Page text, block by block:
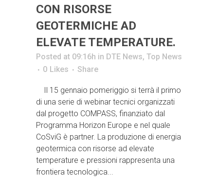
CON RISORSE
GEOTERMICHE AD
ELEVATE TEMPERATURE.
Posted at 09:16h in DTE News, Top News
0 Likes Share
Il 15 gennaio pomeriggio si terrà il primo
di una serie di webinar tecnici organizzati
dal progetto COMPASS, finanziato dal
Programma Horizon Europe e nel quale
CoSviG è partner. La produzione di energia
geotermica con risorse ad elevate
temperature e pressioni rappresenta una
frontiera tecnologica...